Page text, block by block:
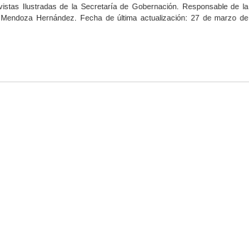
Ilustradas de la Secretaría de Gobernación. Responsable de la
Hernández. Fecha de última actualización: 27 de marzo de